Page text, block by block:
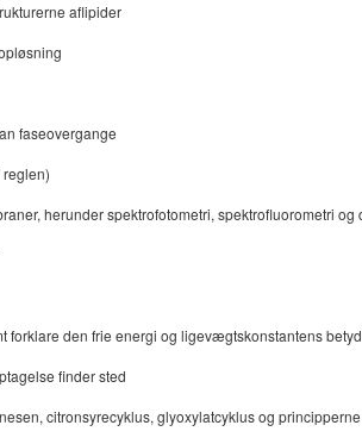
aflipider
faseovergange
reglen)
herunder spektrofotometri, spektrofluorometri
den frie energi og ligevægtskonstantens
finder sted
citronsyrecyklus, glyoxylatcyklus og